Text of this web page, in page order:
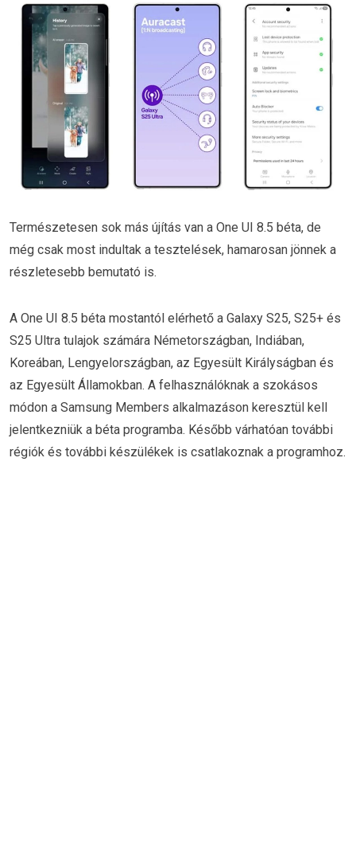
Természetesen sok más újítás van a One UI 8.5 béta, de
még csak most indultak a tesztelések, hamarosan jönnek a
részletesebb bemutató is.
A One UI 8.5 béta mostantól elérhető a Galaxy S25, S25+ és
S25 Ultra tulajok számára Németországban, Indiában,
Koreában, Lengyelországban, az Egyesült Királyságban és
az Egyesült Államokban. A felhasználóknak a szokásos
módon a Samsung Members alkalmazáson keresztül kell
jelentkezniük a béta programba. Később várhatóan további
régiók és további készülékek is csatlakoznak a programhoz.